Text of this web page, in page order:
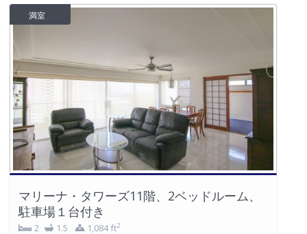
満室
マリーナ・タワーズ11階、2ベッドルーム、
駐車場１台付き
2 1.5 1,084 ft2